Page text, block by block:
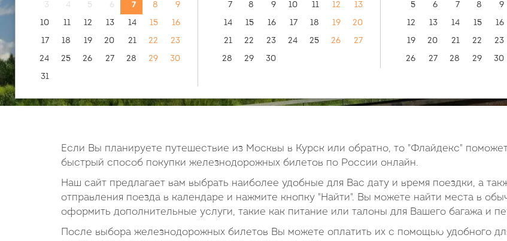
Если Вы планируете путешествие из Москвы в Курск или обратно, то "Флайдекс"
быстрый способ покупки железнодорожных билетов по России онлайн.
Наш сайт предлагает вам выбрать наиболее удобные для Вас дату и время поездки, а
отправления поезда в календаре и нажмите кнопку "Найти". Вы можете найти места в
оформить дополнительные услуги, такие как питание или талоны для Вашего багажа и
После выбора железнодорожных билетов Вы можете оплатить их с помощью удобного
3
4 5 6 7 8
9
10
11 12 13 14 15
16
17
18 19 20 21 22
23
24
25 26 27 28 29
30
31
7
8 9 10 11 12
13
14
15 16 17 18 19
20
21
22 23 24 25 26
27
28
29 30
5
6 7 8 9
12
13 14 15 16
19
20 21 22 23
26
27 28 29 30